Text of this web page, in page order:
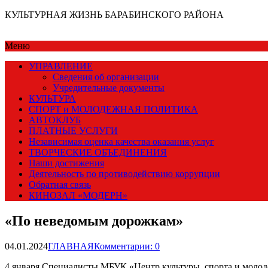
КУЛЬТУРНАЯ ЖИЗНЬ БАРАБИНСКОГО РАЙОНА
Меню
УПРАВЛЕНИЕ
Сведения об организации
Учредительные документы
КУЛЬТУРА
СПОРТ и МОЛОДЕЖНАЯ ПОЛИТИКА
АВТОКЛУБ
ПЛАТНЫЕ УСЛУГИ
Независимая оценка качества оказания услуг
ТВОРЧЕСКИЕ ОБЪЕДИНЕНИЯ
Наши достижения
Деятельность по противодействию коррупции
Обратная связь
КИНОЗАЛ «МОДЕРН»
«По неведомым дорожкам»
04.01.2024ГЛАВНАЯКомментарии: 0